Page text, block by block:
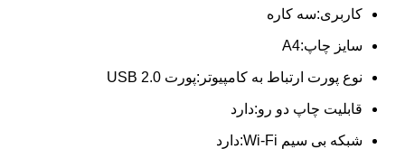
کاربری:سه کاره
سایز چاپ:A4
نوع پورت ارتباط به کامپیوتر:پورت USB 2.0
قابلیت چاپ دو رو:دارد
شبکه بی سیم Wi-Fi:دارد